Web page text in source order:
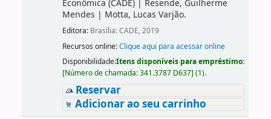
Econômica (CADE)| Resende, Guilherme
Mendes | Motta, Lucas Varjão.
Editora: Brasília: CADE, 2019
Recursos online:Clique aqui para acessar online
Disponibilidade:Itens disponíveis para empréstimo:
[Número de chamada:341.3787 D637] (1).
Reservar
Adicionar ao seu carrinho